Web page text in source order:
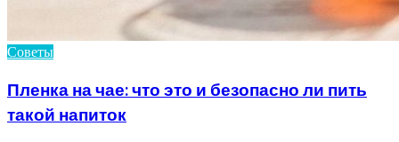
Советы
Пленка на чае: что это и безопасно ли пить
такой напиток